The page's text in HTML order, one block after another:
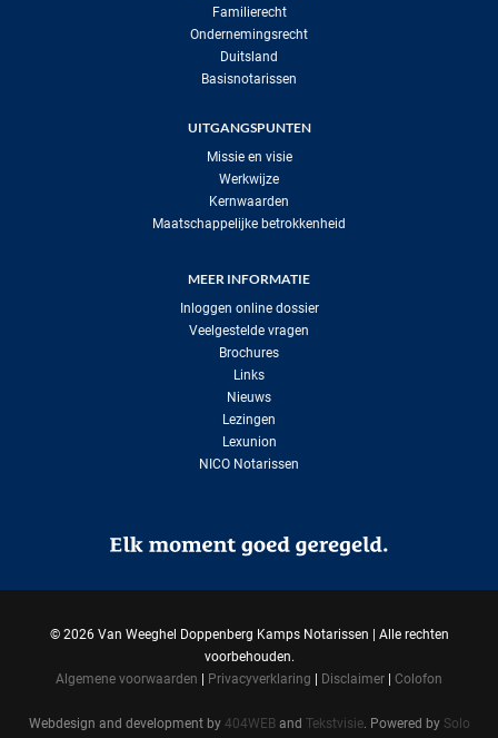
Familierecht
Ondernemingsrecht
Duitsland
Basisnotarissen
UITGANGSPUNTEN
Missie en visie
Werkwijze
Kernwaarden
Maatschappelijke betrokkenheid
MEER INFORMATIE
Inloggen online dossier
Veelgestelde vragen
Brochures
Links
Nieuws
Lezingen
Lexunion
NICO Notarissen
© 2026 Van Weeghel Doppenberg Kamps Notarissen | Alle rechten
voorbehouden.
Algemene voorwaarden
Privacyverklaring Disclaimer Colofon
Webdesign and development by 404WEBand Tekstvisie. Powered by Solo